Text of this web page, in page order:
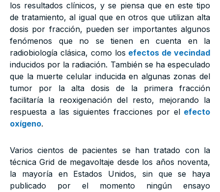
los resultados clínicos, y se piensa que en este tipo
de tratamiento, al igual que en otros que utilizan alta
dosis por fracción, pueden ser importantes algunos
fenómenos que no se tienen en cuenta en la
radiobiología clásica, como los efectos de vecindad
inducidos por la radiación. También se ha especulado
que la muerte celular inducida en algunas zonas del
tumor por la alta dosis de la primera fracción
facilitaría la reoxigenación del resto, mejorando la
respuesta a las siguientes fracciones por el efecto
oxígeno.
Varios cientos de pacientes se han tratado con la
técnica Grid de megavoltaje desde los años noventa,
la mayoría en Estados Unidos, sin que se haya
publicado por el momento ningún ensayo